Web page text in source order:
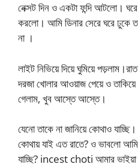
নেক্সট দিন ও একটা ফন্দি আটলো।
করলো। আমি ডিনার সেরে ঘরে ঢুকে
না ।
লাইট নিভিয়ে দিয়ে ঘুমিয়ে
দরজা খোলার আওয়াজ পেয়ে ও তাকিয়ে
গেলাম, খুব আস্তে আস্তে।
যেনো তাকে না জানিয়ে কোথাও
কোথায় যাই এত রাতে? ও ভাবলো
যাচ্ছি? incest choti আমার ভাইয়া